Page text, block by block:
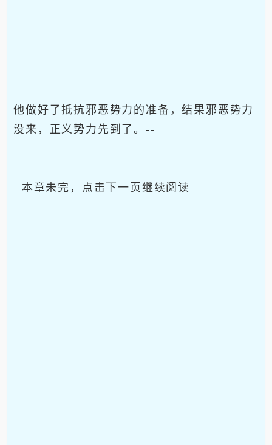
他做好了抵抗邪恶势力的准备，结果邪恶势力
没来，正义势力先到了。--
本章未完，点击下一页继续阅读